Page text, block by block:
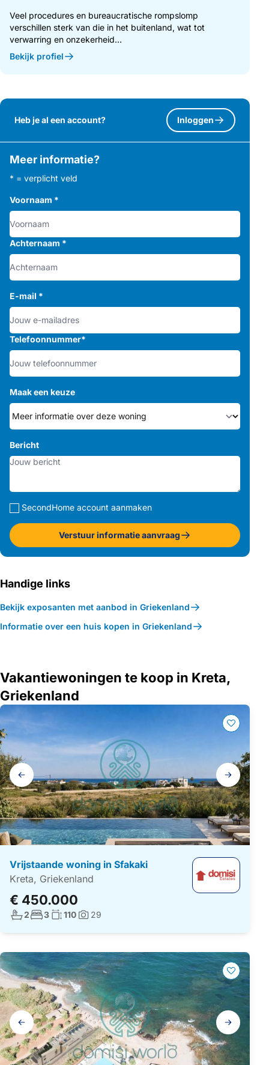
Veel procedures en bureaucratische rompslomp
verschillen sterk van die in het buitenland, wat tot
verwarring en onzekerheid...
Bekijk profiel
Heb je al een account? Inloggen
Meer informatie?
* = verplicht veld
Voornaam *
Achternaam *
E-mail *
Telefoonnummer*
Maak een keuze
Bericht
SecondHome account aanmaken
Verstuur informatie aanvraag
Handige links
Bekijk exposanten met aanbod in Griekenland
Informatie over een huis kopen in Griekenland
Vakantiewoningen te koop in Kreta,
Griekenland
Galerij
navigatie
Vrijstaande woning in Sfakaki
Kreta, Griekenland
€ 450.000
Aantal badkamers:
2Aantal slaapkamers:
3Woonoppervlakte:
110Foto's:
29
Galerij
navigatie